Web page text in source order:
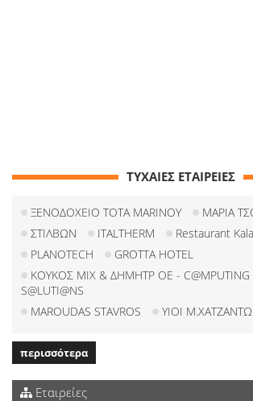
ΤΥΧΑΙΕΣ ΕΤΑΙΡΕΙΕΣ
ΞΕΝΟΔΟΧΕΙΟ TOTA MARINOY
ΜΑΡΙΑ
ΣΤΙΛΒΩΝ
ITALTHERM
Restaurant
PLANOTECH
GROTTA HOTEL
ΚΟΥΚΟΣ ΜΙΧ & ΔΗΜΗΤΡ ΟΕ - C@MPUTING
S@LUTI@NS
MAROUDAS STAVROS
ΥΙΟΙ
περισσότερα
Εταιρείες